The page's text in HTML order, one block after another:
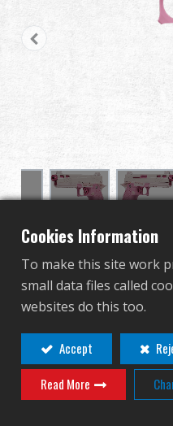
射撃訓練シリーズ
グローバル販売
私たちについて
サインイン
繁體中文
Français
2024 CP
GAS-224-MK2-PBB-NCM
GAS-224-MK2-PBB-NCM
競技用に設計ドットサイ
工アルミスライドとCNC
Cookies Information
To make this site work
small data files called
websites do this too.
Accept
Read More